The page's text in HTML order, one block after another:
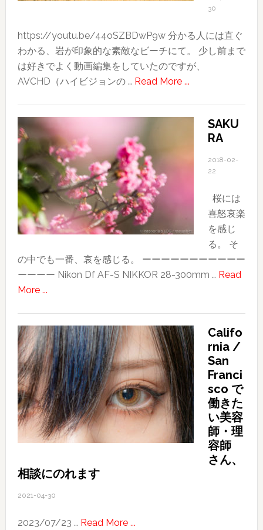
30
https://youtu.be/44oSZBDwP9w 分かる人には直ぐ
わかる、岩が印象的な素敵なビーチにて。 少し前まで
は好きでよく動画編集をしていたのですが、
AVCHD（ハイビジョンの … Read More ...about
創
み
SAKU
RA
2018-02-
22
桜には
喜怒哀楽
を感じ
る。 そ
の中でも一番、哀を感じる。 ーーーーーーーーーーー
ーーーー Nikon Df AF-S NIKKOR 28-300mm … Read
More ...about
Califo
rnia /
San
Franci
sco で
働きた
い美容
師・理
容師
さん、
相談にのれます
2021-04-30
2023/07/23 … Read More ...about